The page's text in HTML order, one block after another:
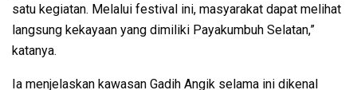
satu kegiatan. Melalui festival ini, masyarakat dapat melihat
langsung kekayaan yang dimiliki Payakumbuh Selatan,”
katanya.
Ia menjelaskan kawasan Gadih Angik selama ini dikenal